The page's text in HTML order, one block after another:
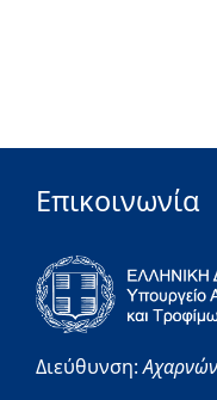
Επικοινωνία
Διεύθυνση: